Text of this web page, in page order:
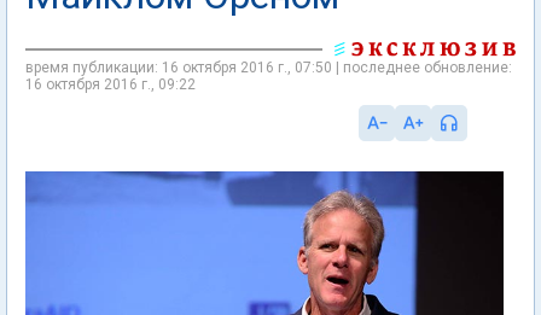
время публикации: 16 октября 2016 г., 07:50 | последнее обновление:
16 октября 2016 г., 09:22